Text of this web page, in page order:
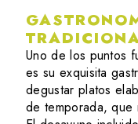
Uno de los puntos
es su exquisita
degustar platos
de temporada, que